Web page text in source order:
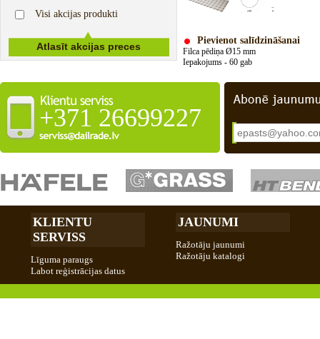
Visi akcijas produkti
Pievienot salīdzināšanai
Filca pēdiņa Ø15 mm
Iepakojums - 60 gab
+371 26699227
KLIENTU
SERVISS
Līguma paraugs
Labot reģistrācijas datus
JAUNUMI
Ražotāju jaunumi
Ražotāju katalogi